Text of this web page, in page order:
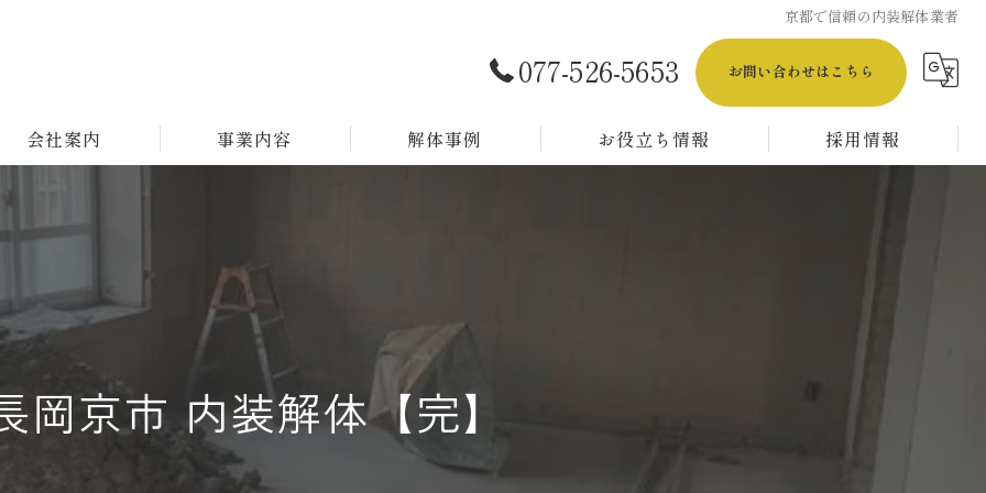
京都で信頼の内装解体業者
077-526-5653 お問い合わせはこちら
会社案内 事業内容 解体事例 お役立ち情報 採用情報
岡京市 内装解体【完】